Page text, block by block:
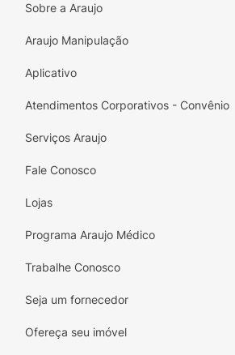
Sobre a Araujo
Araujo Manipulação
Aplicativo
Atendimentos Corporativos - Convênio
Serviços Araujo
Fale Conosco
Lojas
Programa Araujo Médico
Trabalhe Conosco
Seja um fornecedor
Ofereça seu imóvel